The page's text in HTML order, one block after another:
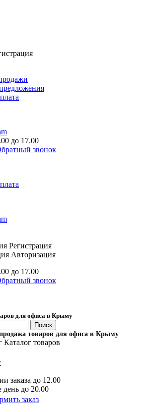
до 17.00
звонок
Регистрация
Авторизация
до 17.00
звонок
для офиса в Крыму
Поиск
товаров для офиса в Крыму
Каталог товаров
заказа до 12.00
день до 20.00
заказ